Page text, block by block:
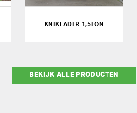
KNIKLADER 1,5TON
BEKIJK ALLE PRODUCTEN